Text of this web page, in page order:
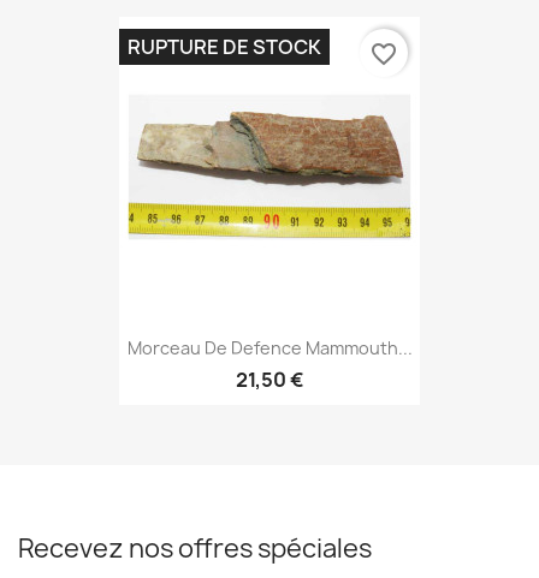
Morceau De Defence Mammouth...
21,50 €
RUPTURE DE STOCK favorite_border
Recevez nos offres spéciales